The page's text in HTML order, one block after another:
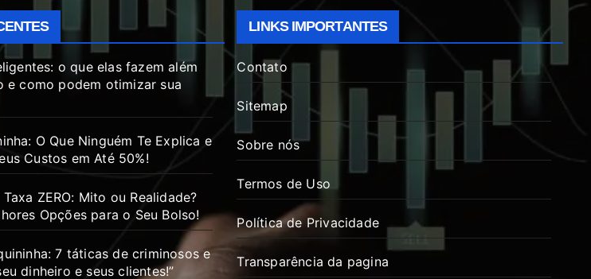
o que elas fazem além
e como podem otimizar sua
O Que Ninguém Te Explica e
Custos em Até 50%!
ZERO: Mito ou Realidade?
Opções para o Seu Bolso!
7 táticas de criminosos e
dinheiro e seus clientes!”
LINKS IMPORTANTES
Contato
Sitemap
Sobre nós
Termos de Uso
Política de Privacidade
Transparência da pagina